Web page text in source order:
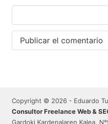
Copyright © 2026 - Eduardo
Consultor Freelance Web &
Gardoki Kardenalaren Kalea,